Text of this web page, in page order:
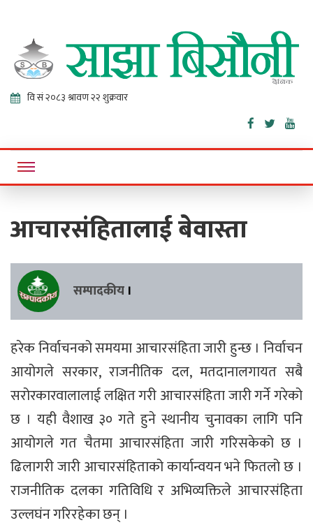
Sajha
Bisaunee
Online News Portal
आचारसंहितालाई बेवास्ता
सम्पादकीय ।
हरेक निर्वाचनको समयमा आचारसंहिता जारी हुन्छ । निर्वाचन
आयोगले सरकार, राजनीतिक दल, मतदानालगायत सबै
सरोरकारवालालाई लक्षित गरी आचारसंहिता जारी गर्ने गरेको
छ । यही वैशाख ३० गते हुने स्थानीय चुनावका लागि पनि
आयोगले गत चैतमा आचारसंहिता जारी गरिसकेको छ ।
ढिलागरी जारी आचारसंहिताको कार्यान्वयन भने फितलो छ ।
राजनीतिक दलका गतिविधि र अभिव्यक्तिले आचारसंहिता
उल्लघंन गरिरहेका छन् ।